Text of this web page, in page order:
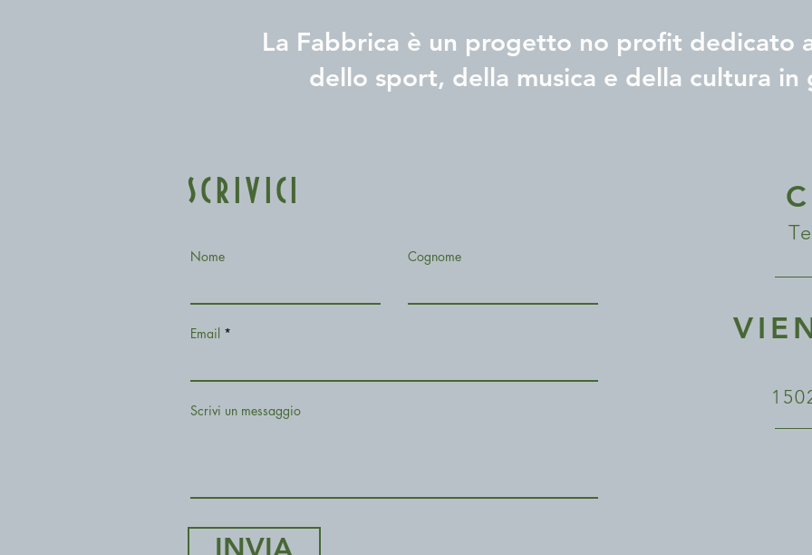
La Fabbrica è un progetto no profit dedicato
dello sport, della musica e della cultura in
SCRIVICI
Nome Cognome
Email
Scrivi un messaggio
INVIA